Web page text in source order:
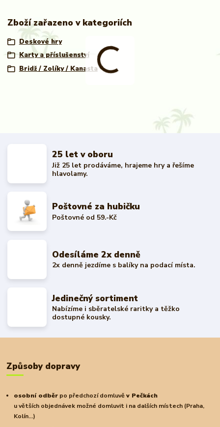
Zboží zařazeno v kategoriích
Deskové hry
Karty a příslušenství
Bridž / Zolíky / Kanasta
25 let v oboru
Již 25 let prodáváme, hrajeme hry a řešíme
hlavolamy.
Poštovné za hubičku
Poštovné od 59.-Kč
Odesíláme 2x denně
2x denně jezdíme s balíky na podací místa.
Jedinečný sortiment
Nabízíme i sběratelské raritky a těžko
dostupné kousky.
Způsoby dopravy
osobní odběr po předchozí domluvěv Pečkách
u větších objednávek možné domluvit i na dalších místech (Praha,
Kolín...)